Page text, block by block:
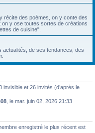
récite des poèmes, on y conte des
y ose toutes sortes de créations
de cuisine".
actualités, de ses tendances, des
et 26 invités (d’après le
, le mar. juin 02, 2026 21:33
enregistré le plus récent est